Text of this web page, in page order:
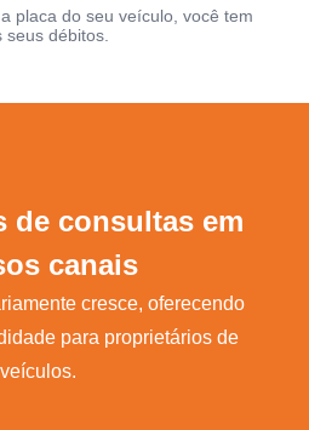
placa do seu veículo, você tem
seus débitos.
de consultas em
canais
cresce, oferecendo
para proprietários de
veículos.